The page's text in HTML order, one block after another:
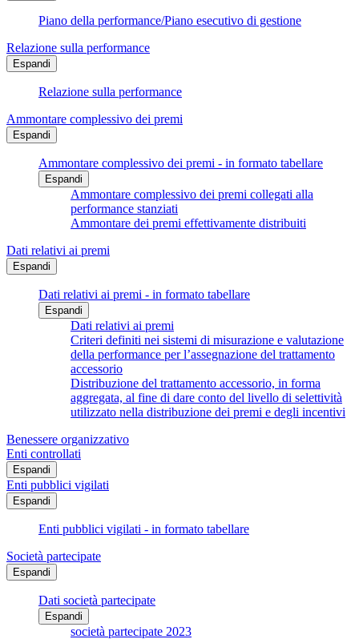
Piano della performance/Piano esecutivo di gestione
Relazione sulla performance
Espandi
Relazione sulla performance
Ammontare complessivo dei premi
Espandi
Ammontare complessivo dei premi - in formato tabellare
Espandi
Ammontare complessivo dei premi collegati alla
performance stanziati
Ammontare dei premi effettivamente distribuiti
Dati relativi ai premi
Espandi
Dati relativi ai premi - in formato tabellare
Espandi
Dati relativi ai premi
Criteri definiti nei sistemi di misurazione e valutazione
della performance per l’assegnazione del trattamento
accessorio
Distribuzione del trattamento accessorio, in forma
aggregata, al fine di dare conto del livello di selettività
utilizzato nella distribuzione dei premi e degli incentivi
Benessere organizzativo
Enti controllati
Espandi
Enti pubblici vigilati
Espandi
Enti pubblici vigilati - in formato tabellare
Società partecipate
Espandi
Dati società partecipate
Espandi
società partecipate 2023